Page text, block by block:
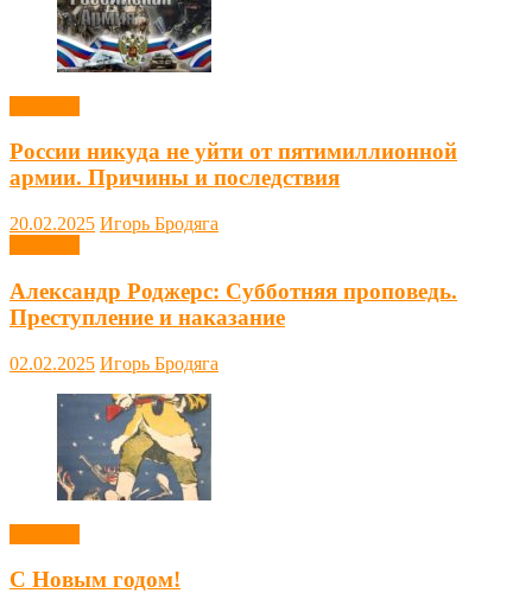
России никуда не уйти от пятимиллионной
армии. Причины и последствия
20.02.2025 Игорь Бродяга
Александр Роджерс: Субботняя проповедь.
Преступление и наказание
02.02.2025 Игорь Бродяга
С Новым годом!